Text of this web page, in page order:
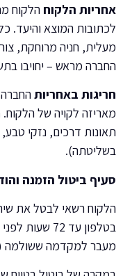
אחריות הלקוח הלקוח
לכתובות המוצא והיעד.
מעלית, חניה מרוחקת,
החברה מראש – יחויבו
חריגות באחריות
מאריזה לקויה של הלקוח.
תאונות דרכים, נזקי טבע,
בשליטתה).
סעיף ביטול הזמנה
הלקוח רשאי לבטל את
בטלפון עד
מעבר למקדמה ששולמה